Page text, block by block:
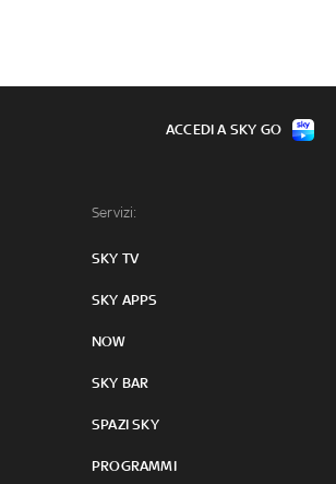
Servizi:
SKY TV
SKY APPS
NOW
SKY BAR
SPAZI SKY
PROGRAMMI
ACCEDI A SKY GO